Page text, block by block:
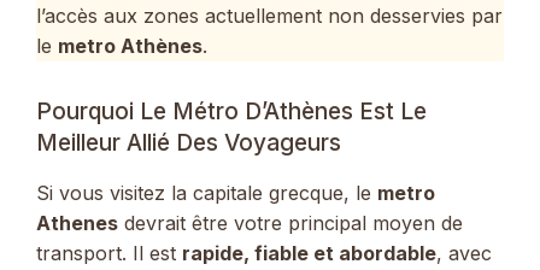
l’accès aux zones actuellement non desservies par
le metro Athènes.
Pourquoi Le Métro D’Athènes Est Le
Meilleur Allié Des Voyageurs
Si vous visitez la capitale grecque, le metro
Athenes devrait être votre principal moyen de
transport. Il est rapide, fiable et abordable, avec